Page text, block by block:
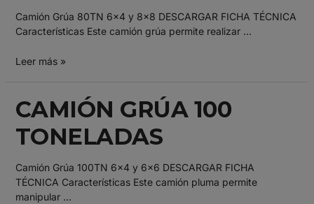
Camión Grúa 80TN 6×4 y 8×8 DESCARGAR FICHA TÉCNICA
Características Este camión grúa permite realizar …
Leer más »
CAMIÓN GRÚA 100
TONELADAS
Camión Grúa 100TN 6×4 y 6×6 DESCARGAR FICHA
TÉCNICA Características Este camión pluma permite
manipular …